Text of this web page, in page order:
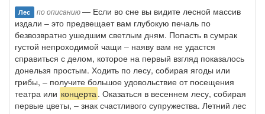
Лес по описанию— Если во сне вы видите лесной массив
издали – это предвещает вам глубокую печаль по
безвозвратно ушедшим светлым дням. Попасть в сумрак
густой непроходимой чащи – наяву вам не удастся
справиться с делом, которое на первый взгляд показалось
донельзя простым. Ходить по лесу, собирая ягоды или
грибы, – получите большое удовольствие от посещения
театра или концерта. Оказаться в весеннем лесу, собирая
первые цветы, – знак счастливого супружества. Летний лес